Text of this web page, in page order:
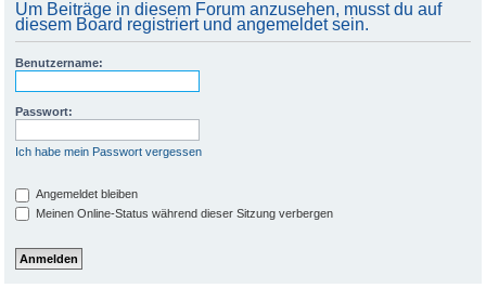
Um Beiträge in diesem Forum anzusehen, musst du auf
diesem Board registriert und angemeldet sein.
Benutzername:
Passwort:
Ich habe mein Passwort vergessen
Angemeldet bleiben
Meinen Online-Status während dieser Sitzung verbergen